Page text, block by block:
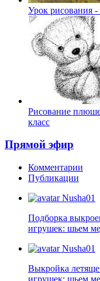
Урок рисования
Рисование
класс
Прямой эфир
Комментарии
Публикации
Nusha01
Подборка
игрушек: шьем
Nusha01
Выкройка